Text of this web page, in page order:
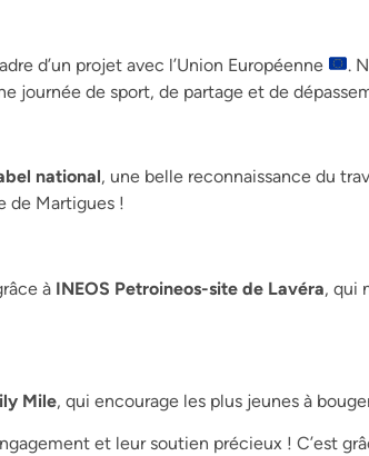
d’un projet avec l’Union Européenne
.
journée de sport, de partage et de
national, une belle reconnaissance du
de Martigues !
à INEOS Petroineos-site de Lavéra, qui
Mile, qui encourage les plus jeunes à
et leur soutien précieux ! C’est